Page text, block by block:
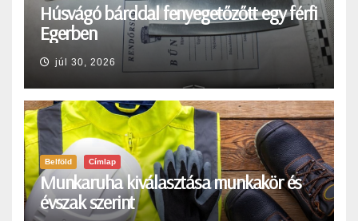
Húsvágó bárddal fenyegetőzőtt egy férfi
Egerben
júl 30, 2026
Belföld Címlap
Munkaruha kiválasztása munkakör és
évszak szerint